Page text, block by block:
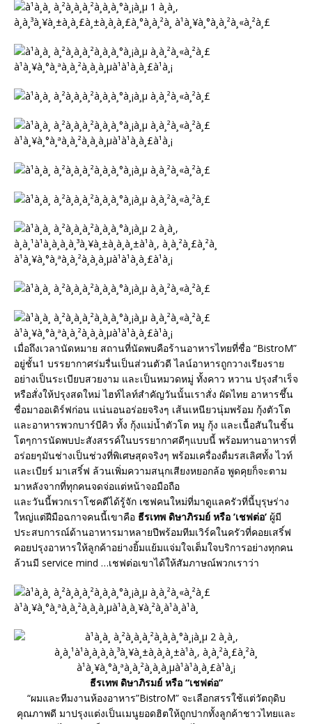
เมื่อถึงเวลานัดหมาย สถานที่นัดพบคือร้านอาหารไทยที่ชื่อ “BistroM”
อยู่ชั้น1 บรรยากาศร่มรื่นเป็นส่วนตัวดี ไลน์อาหารถูกวางเรียงราย
อย่างเป็นระเบียบสวยงาม และเป็นหมวดหมู่ ทั้งคาว หวาน ปรุงสำเร็จ
หรือสั่งให้ปรุงสดใหม่ ไฮท์ไลท์สำคัญวันนั้นเราสั่ง ผัดไทย อาหารชึ้น
ชื่อมาออเดิร์ฟก่อน แน่นอนอร่อยจริงๆ เส้นเหนียวนุ่มพร้อม กุ้งตัวโต
และอาหารพวกบาร์บีคิว ทั้ง กุ้งแม่น้ำตัวโต หมู กุ้ง และเนื้อสันในชิ้น
โตๆการนัดพบปะสังสรรค์ในบรรยากาศดีๆแบบนี้ พร้อมทานอาหารที่
อร่อยๆมันช่างเป็นช่วงที่พิเศษสุดจริงๆ พร้อมเครื่องดื่มรสเลิศทั้ง ไวท์
และเบียร์ มาเสริ์ฟ ล้วนเพิ่มความสนุกเสียงหยอกล้อ พูดคุยก็จะตาม
มาหลังจากที่ทุกคนจดจ่อแต่หน้าจอมือถือ
และวันนี้พวกเราโชคดีได้รู้จัก เซฟคนใหม่ที่มาดูแลครัวที่นี้บุรุษร่าง
ใหญ่แต่ฝีมือฉกาจคนนี้เขาคือ ธีรเทพ ดิษาภิรมย์ หรือ ’เชฟต่อ’ ผู้มี
ประสบการณ์ด้านอาหารมาหลายปีพร้อมทีมเวิร์คในครัวที่คอยเสริ์ฟ
คอยปรุงอาหารให้ลูกค้าอย่างยิ้มแย้มแจ่มใจเต็มใจบริการอย่างทุกคน
ล้วนมี service mind …เชฟต่อเขาได้ให้สัมภาษณ์พวกเราว่า
ธีรเทพ ดิษาภิรมย์ หรือ “เชฟต่อ”
“ผมและทีมงานห้องอาหาร”BistroM” จะเลือกสรรใช้แต่วัตถุดิบ
คุณภาพดี มาปรุงแต่งเป็นเมนูยอดฮิตให้ถูกปากทั้งลูกค้าชาวไทยและ